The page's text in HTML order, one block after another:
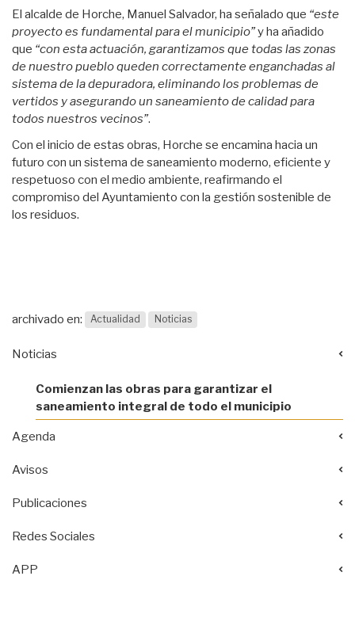
El alcalde de Horche, Manuel Salvador, ha señalado que “este
proyecto es fundamental para el municipio”y ha añadido
que “con esta actuación, garantizamos que todas las zonas
de nuestro pueblo queden correctamente enganchadas al
sistema de la depuradora, eliminando los problemas de
vertidos y asegurando un saneamiento de calidad para
todos nuestros vecinos”.
Con el inicio de estas obras, Horche se encamina hacia un
futuro con un sistema de saneamiento moderno, eficiente y
respetuoso con el medio ambiente, reafirmando el
compromiso del Ayuntamiento con la gestión sostenible de
los residuos.
archivado en: Actualidad Noticias
Noticias
Comienzan las obras para garantizar el
saneamiento integral de todo el municipio
Agenda
Avisos
Publicaciones
Redes Sociales
APP